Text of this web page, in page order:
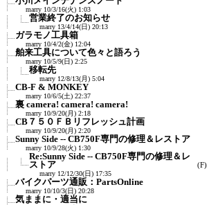
marry 10/3/16(火) 1:03
営業終了のお知らせ
marry 13/4/14(日) 20:13
ガラモノ工具箱
marry 10/4/2(金) 12:04
舶来工具について色々と語ろう
marry 10/5/9(日) 2:25
移転先
marry 12/8/13(月) 5:04
CB-F & MONKEY
marry 10/6/5(土) 22:37
裏 camera! camera! camera!
marry 10/9/20(月) 2:18
CB７５０ＦＢリフレッシュ計画
marry 10/9/20(月) 2:20
Sunny Side -- CB750F専門の修理＆レストア
marry 10/9/28(火) 1:30
Re:Sunny Side -- CB750F専門の修理＆レ
ストア
marry 12/12/30(日) 17:35
(F)
バイクパーツ通販：PartsOnline
marry 10/10/3(日) 20:28
気ままに・適当に